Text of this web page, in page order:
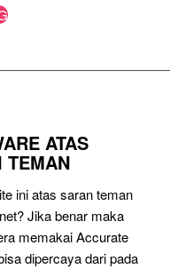
ATAS
TEMAN
ini atas saran teman
Jika benar maka
memakai Accurate
dipercaya dari pada